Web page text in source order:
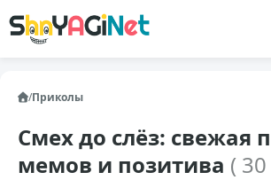
/Приколы
Смех до слёз: свежая
мемов и позитива (